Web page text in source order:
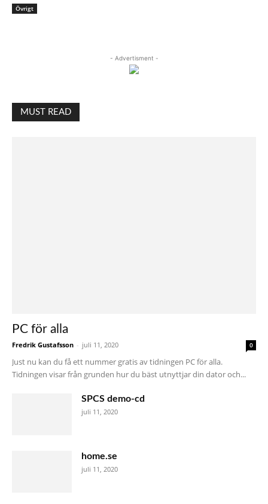
Övrigt
- Advertisment -
MUST READ
PC för alla
Fredrik Gustafsson - juli 11, 2020 0
Just nu kan du få ett nummer gratis av tidningen PC för alla.
Tidningen visar från grunden hur du bäst utnyttjar din dator och...
SPCS demo-cd
juli 11, 2020
home.se
juli 11, 2020